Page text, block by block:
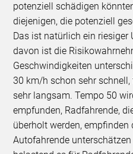
potenziell schädigen
diejenigen, die potenziell
Das ist natürlich ein riesiger
davon ist die
Geschwindigkeiten
30 km/h schon sehr
sehr langsam. Tempo 50
empfunden, Radfahrende,
überholt werden, empfinden
Autofahrende